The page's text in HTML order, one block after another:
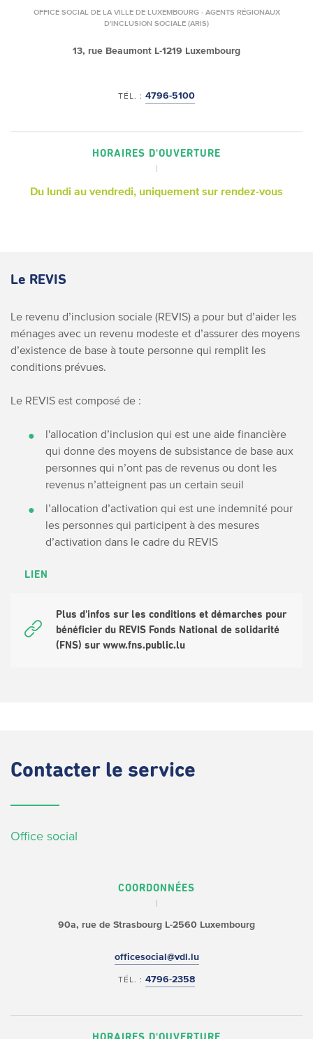
OFFICE SOCIAL DE LA VILLE DE LUXEMBOURG - AGENTS RÉGIONAUX
D'INCLUSION SOCIALE (ARIS)
13, rue Beaumont L-1219 Luxembourg
TÉL. : 4796-5100
HORAIRES D'OUVERTURE
Du lundi au vendredi, uniquement sur rendez-vous
Le REVIS
Le revenu d’inclusion sociale (REVIS) a pour but d’aider les
ménages avec un revenu modeste et d’assurer des moyens
d’existence de base à toute personne qui remplit les
conditions prévues.
Le REVIS est composé de :
l'allocation d’inclusion qui est une aide financière
qui donne des moyens de subsistance de base aux
personnes qui n’ont pas de revenus ou dont les
revenus n’atteignent pas un certain seuil
l’allocation d’activation qui est une indemnité pour
les personnes qui participent à des mesures
d’activation dans le cadre du REVIS
LIEN
Plus d'infos sur les conditions et démarches pour
bénéficier du REVIS Fonds National de solidarité
(FNS) sur www.fns.public.lu
Contacter le service
Office social
COORDONNÉES
90a, rue de Strasbourg L-2560 Luxembourg
officesocial@vdl.lu
TÉL. : 4796-2358